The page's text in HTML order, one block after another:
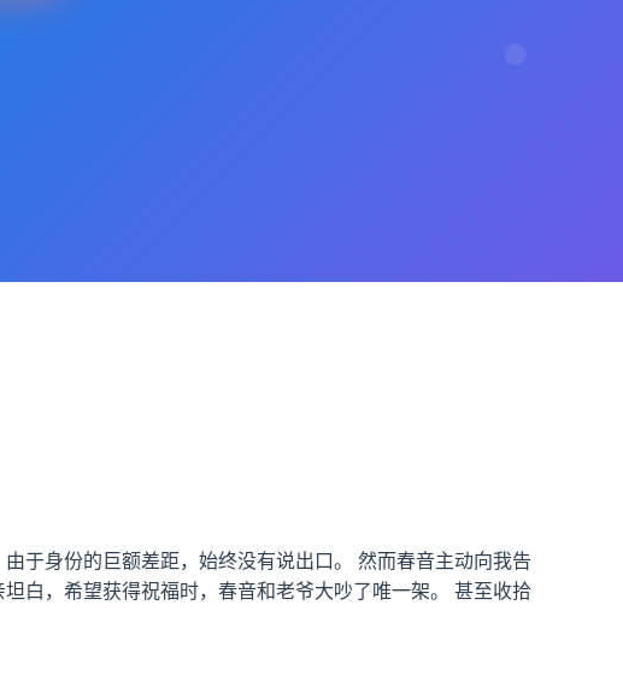
于身份的巨额差距，始终没有说出口。 然而春音主动向我告
白，希望获得祝福时，春音和老爷大吵了唯一架。 甚至收拾